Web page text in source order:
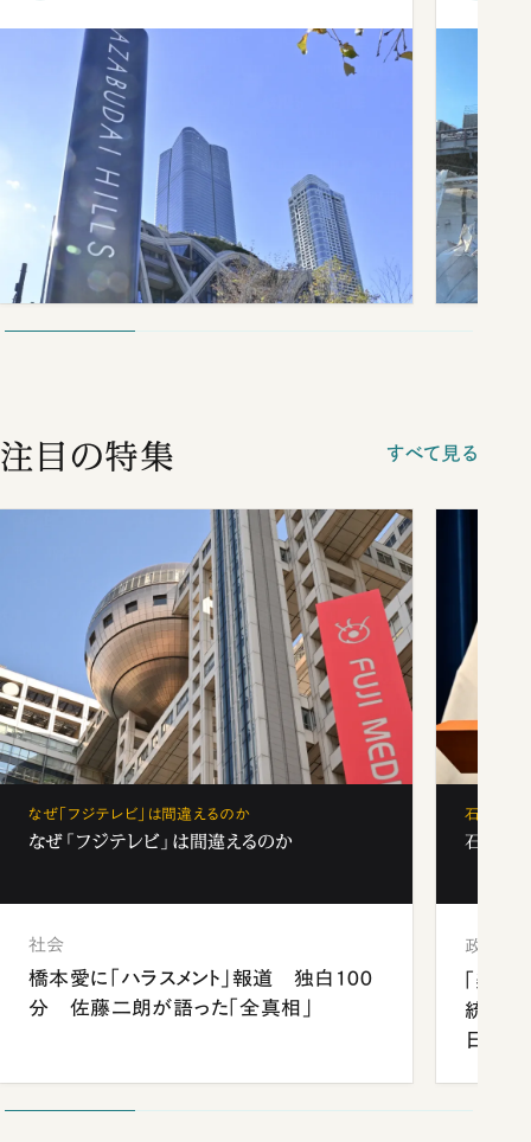
注目の特集 すべて見る
なぜ「フジテレビ」は間違えるのか
なぜ「フジテレビ」は間違えるのか
社会
橋本愛に「ハラスメント」報道 独白100
分 佐藤二朗が語った「全真相」
石破茂、
石破茂
政治
「楽し
統領と
日米